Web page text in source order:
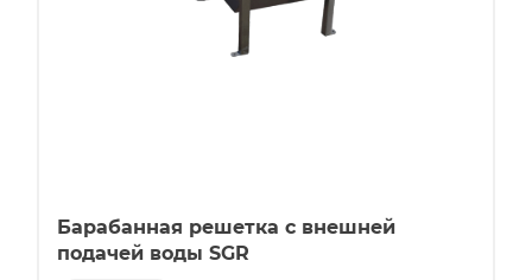
Барабанная решетка с внешней
подачей воды SGR